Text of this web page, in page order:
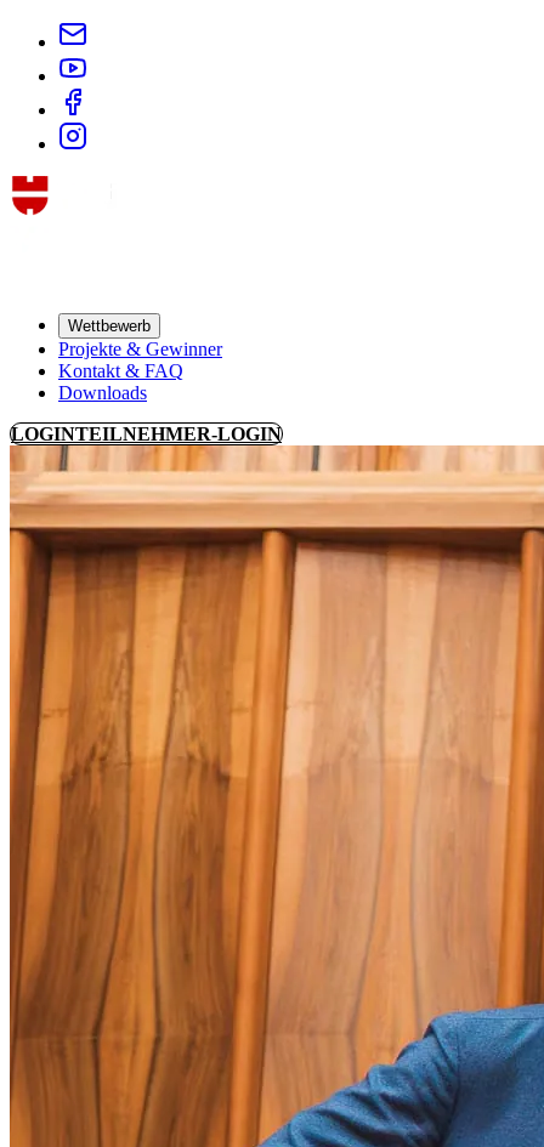
Wettbewerb
Projekte & Gewinner
Kontakt & FAQ
Downloads
LOGINTEILNEHMER-LOGIN